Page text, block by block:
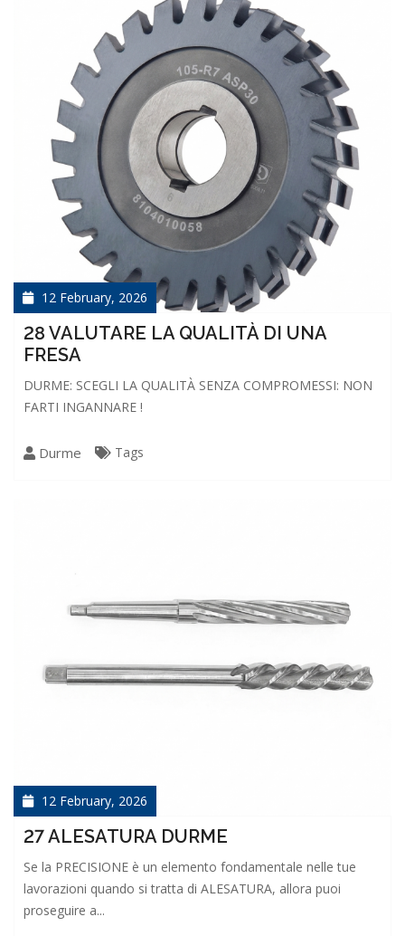
12 February, 2026
28 VALUTARE LA QUALITÀ DI UNA
FRESA
DURME: SCEGLI LA QUALITÀ SENZA COMPROMESSI: NON
FARTI INGANNARE !
Durme Tags
12 February, 2026
27 ALESATURA DURME
Se la PRECISIONE è un elemento fondamentale nelle tue
lavorazioni quando si tratta di ALESATURA, allora puoi
proseguire a...